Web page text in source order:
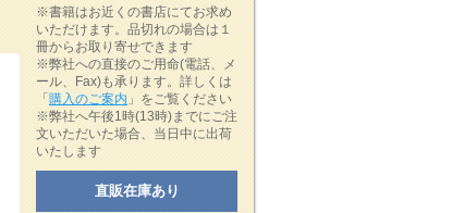
※書籍はお近くの書店にてお求め
いただけます。品切れの場合は１
冊からお取り寄せできます
※弊社への直接のご用命(電話、メ
ール、Fax)も承ります。詳しくは
「 購入のご案内 」をご覧ください
※弊社へ午後1時(13時)までにご注
文いただいた場合、当日中に出荷
いたします
直販在庫あり